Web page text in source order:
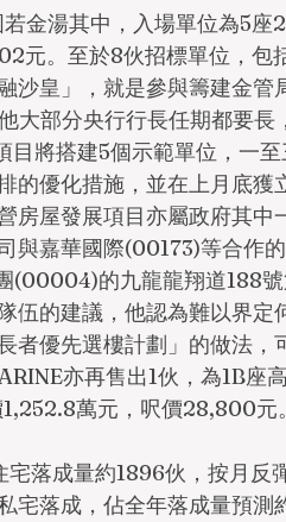
金湯其中，入場單位為5座
元。至於8伙招標單位，包
沙皇」，就是參與籌建金管
大部分央行行長任期都要長
目將搭建5個示範單位，一
的優化措施，並在上月底獲
房屋發展項目亦屬政府其中
與嘉華國際(00173)等合作
(00004)的九龍龍翔道188
的建議，他認為難以界定
者優先選樓計劃」的做法，
亦再售出1伙，為1B座
萬元，呎價28,800元。
落成量約1896伙，按月反
宅落成，佔全年落成量預測